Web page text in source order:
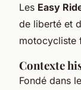
Les Easy
de liberté et
motocycliste
Contexte
Fondé dans